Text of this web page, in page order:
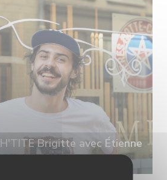
Brigitte avec Étienne